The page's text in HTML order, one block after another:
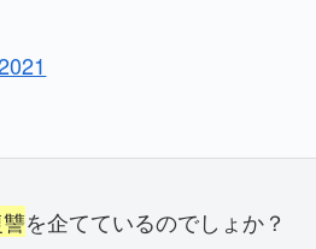
を企てているのでしょか？